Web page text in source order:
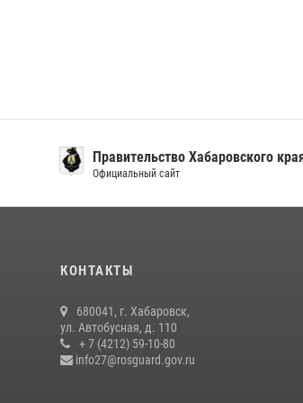
Правительство Хабаровского края
Официальный сайт
КОНТАКТЫ
680041, г. Хабаровск,
ул. Автобусная, д. 110
+ 7 (4212) 59-10-80
info27@rosguard.gov.ru